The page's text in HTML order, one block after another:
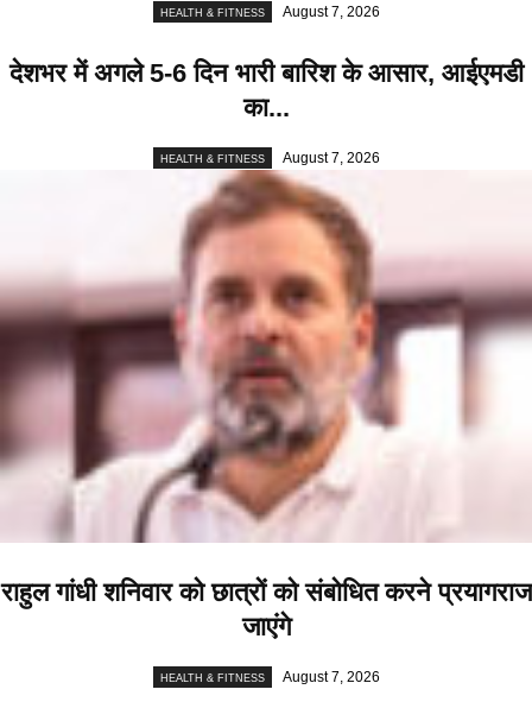
HEALTH & FITNESS August 7, 2026
देशभर में अगले 5-6 दिन भारी बारिश के आसार, आईएमडी
का...
HEALTH & FITNESS August 7, 2026
राहुल गांधी शनिवार को छात्रों को संबोधित करने प्रयागराज
जाएंगे
HEALTH & FITNESS August 7, 2026